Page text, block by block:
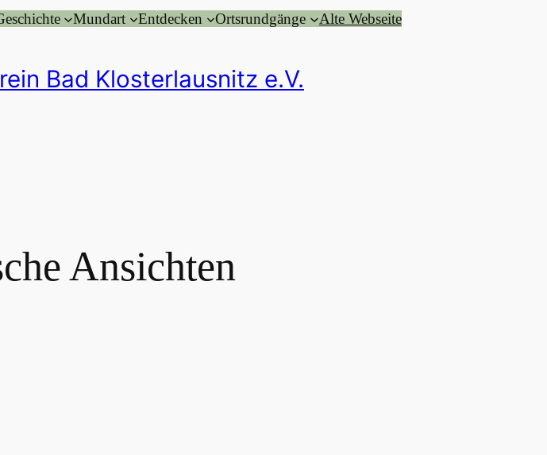
Mundart Entdecken Ortsrundgänge Alte Webseite
Bad Klosterlausnitz e.V.
Ansichten